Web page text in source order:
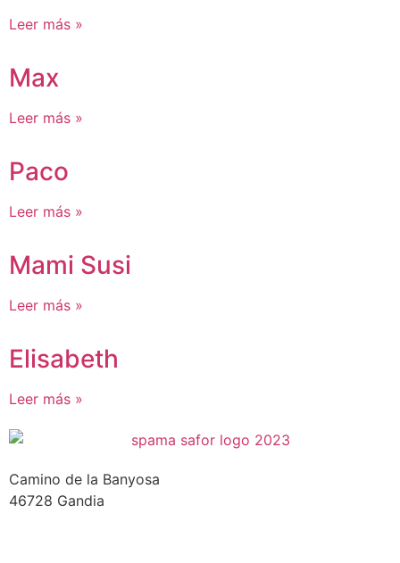
Leer más »
Max
Leer más »
Paco
Leer más »
Mami Susi
Leer más »
Elisabeth
Leer más »
Camino de la Banyosa
46728 Gandia